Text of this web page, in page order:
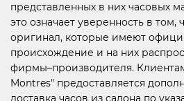
представленных в них часовых
это означает уверенность в
оригинал, которые имеют
происхождение и на них
фирмы–производителя.
Montres" предоставляется